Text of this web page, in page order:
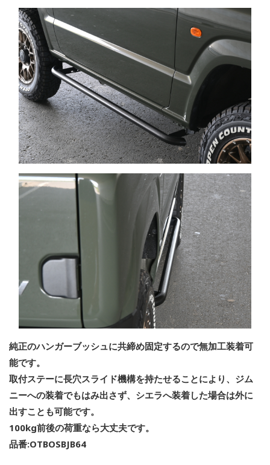
純正のハンガーブッシュに共締め固定するので無加工装着可
能です。
取付ステーに長穴スライド機構を持たせることにより、ジム
ニーへの装着でもはみ出さず、シエラへ装着した場合は外に
出すことも可能です。
100kg前後の荷重なら大丈夫です。
品番:OTBOSBJB64